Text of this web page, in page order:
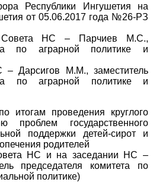
Республики Ингушетия на
от 05.06.2017 года №26-РЗ
Совета НС – Парчиев М.С.,
по аграрной политике и
– Дарсигов М.М., заместитель
по аграрной политике и
итогам проведения круглого
проблем государственного
поддержки детей-сирот и
родителей
НС и на заседании НС –
председателя комитета по
политике)